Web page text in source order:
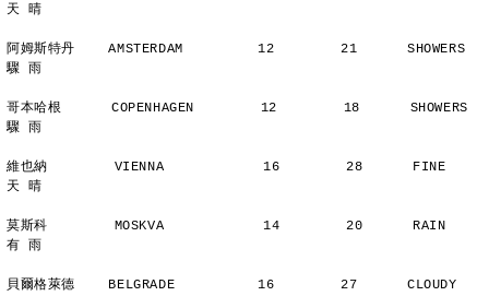
天 晴
阿姆斯特丹    AMSTERDAM         12        21      SHOWERS
驟 雨
哥本哈根      COPENHAGEN        12        18      SHOWERS
驟 雨
維也納        VIENNA            16        28      FINE
天 晴
莫斯科        MOSKVA            14        20      RAIN
有 雨
貝爾格萊德    BELGRADE          16        27      CLOUDY